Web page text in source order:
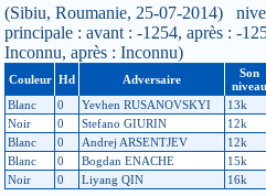
(Sibiu, Roumanie, 25-07-2014)
principale : avant : -1254, après : -
Inconnu, après : Inconnu)
Couleur Hd Adversaire
Son
niveau
Blanc
0 Yevhen RUSANOVSKYI 13k
Noir
0 Stefano GIURIN 12k
Blanc
0 Andrej ARSENTJEV 12k
Blanc
0 Bogdan ENACHE 15k
Noir
0 Liyang QIN 16k